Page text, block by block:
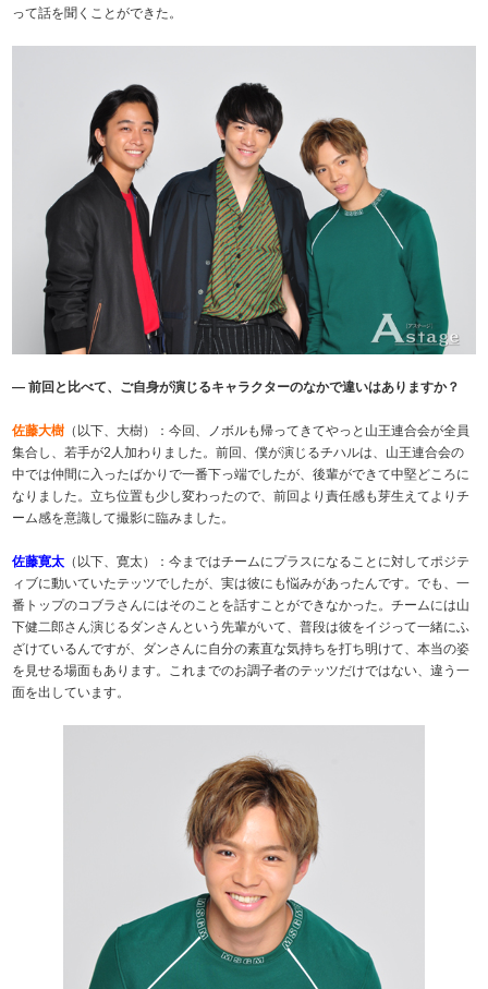
って話を聞くことができた。
― 前回と比べて、ご自身が演じるキャラクターのなかで違いはありますか？
佐藤大樹 （以下、大樹）：今回、ノボルも帰ってきてやっと山王連合会が全員
集合し、若手が2人加わりました。前回、僕が演じるチハルは、山王連合会の
中では仲間に入ったばかりで一番下っ端でしたが、後輩ができて中堅どころに
なりました。立ち位置も少し変わったので、前回より責任感も芽生えてよりチ
ーム感を意識して撮影に臨みました。
佐藤寛太 （以下、寛太）：今まではチームにプラスになることに対してポジテ
ィブに動いていたテッツでしたが、実は彼にも悩みがあったんです。でも、一
番トップのコブラさんにはそのことを話すことができなかった。チームには山
下健二郎さん演じるダンさんという先輩がいて、普段は彼をイジって一緒にふ
ざけているんですが、ダンさんに自分の素直な気持ちを打ち明けて、本当の姿
を見せる場面もあります。これまでのお調子者のテッツだけではない、違う一
面を出しています。